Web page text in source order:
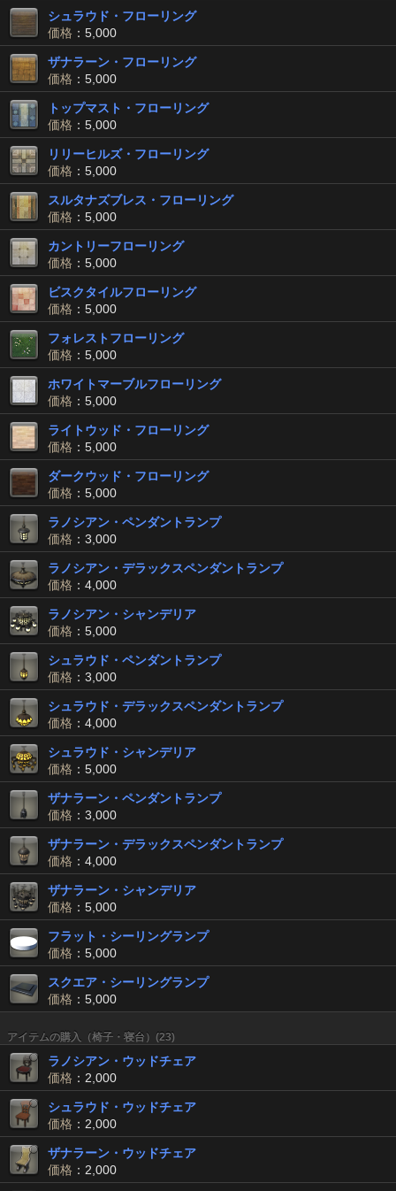
シュラウド・フローリング
価格 ：5,000
ザナラーン・フローリング
価格 ：5,000
トップマスト・フローリング
価格 ：5,000
リリーヒルズ・フローリング
価格 ：5,000
スルタナズブレス・フローリング
価格 ：5,000
カントリーフローリング
価格 ：5,000
ビスクタイルフローリング
価格 ：5,000
フォレストフローリング
価格 ：5,000
ホワイトマーブルフローリング
価格 ：5,000
ライトウッド・フローリング
価格 ：5,000
ダークウッド・フローリング
価格 ：5,000
ラノシアン・ペンダントランプ
価格 ：3,000
ラノシアン・デラックスペンダントランプ
価格 ：4,000
ラノシアン・シャンデリア
価格 ：5,000
シュラウド・ペンダントランプ
価格 ：3,000
シュラウド・デラックスペンダントランプ
価格 ：4,000
シュラウド・シャンデリア
価格 ：5,000
ザナラーン・ペンダントランプ
価格 ：3,000
ザナラーン・デラックスペンダントランプ
価格 ：4,000
ザナラーン・シャンデリア
価格 ：5,000
フラット・シーリングランプ
価格 ：5,000
スクエア・シーリングランプ
価格 ：5,000
アイテムの購入（椅子・寝台）(23)
ラノシアン・ウッドチェア
価格 ：2,000
シュラウド・ウッドチェア
価格 ：2,000
ザナラーン・ウッドチェア
価格 ：2,000